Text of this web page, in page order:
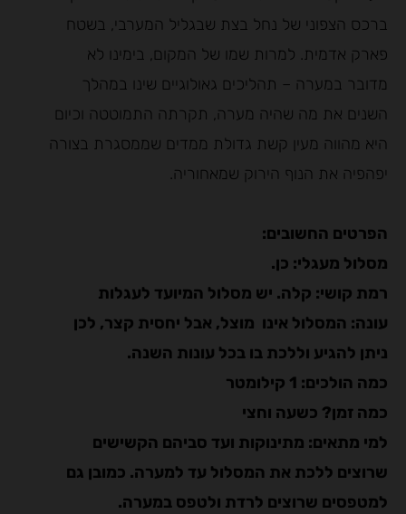
ברכס הצפוני של נחל בצת שבגליל המערבי, בשטח
פארק אדמית. למרות שמו של המקום, בימינו לא
מדובר במערה – תהליכים גאולוגיים שינו במהלך
השנים את מה שהיה מערה, תקרתה התמוטטה וכיום
היא מהווה מעין קשת גדולת ממדים שממסגרת בצורה
יפהפיה את הנוף הירוק שמאחוריה.
הפרטים החשובים:
מסלול מעגלי: כן.
רמת קושי: קלה. יש מסלול המיועד לעגלות
עונה: המסלול אינו מוצל, אבל יחסית קצר, לכן
ניתן להגיע וללכת בו בכל עונות השנה.
כמה הולכים: 1 קילומטר
כמה זמן? כשעה וחצי
למי מתאים: מתינוקות ועד סביהם הקשישים
שרוצים ללכת את המסלול עד למערה. כמובן גם
למטפסים שרוצים לרדת ולטפס במערה.